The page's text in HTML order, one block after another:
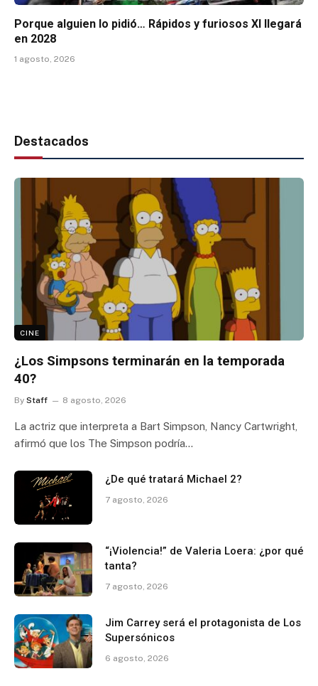
Porque alguien lo pidió… Rápidos y furiosos XI llegará
en 2028
1 agosto, 2026
Destacados
CINE
¿Los Simpsons terminarán en la temporada
40?
By Staff 8 agosto, 2026
La actriz que interpreta a Bart Simpson, Nancy Cartwright,
afirmó que los The Simpson podría…
¿De qué tratará Michael 2?
7 agosto, 2026
“¡Violencia!” de Valeria Loera: ¿por qué
tanta?
7 agosto, 2026
Jim Carrey será el protagonista de Los
Supersónicos
6 agosto, 2026